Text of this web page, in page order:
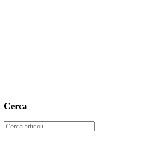
12 marzo 2026
Cerca